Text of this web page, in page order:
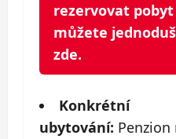
rezervovat pobyt
můžete
zde.
Konkrétní
ubytování: Penzion